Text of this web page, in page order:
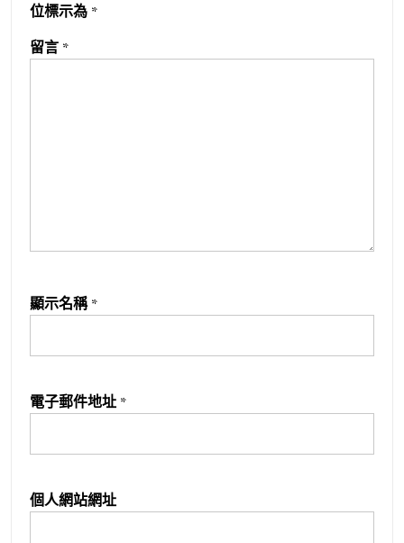
位標示為 *
留言 *
顯示名稱 *
電子郵件地址 *
個人網站網址